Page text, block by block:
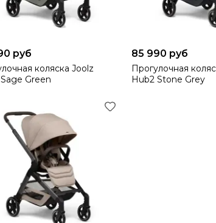
руб
коляска Joolz
Green
85 990 руб
Прогулочная
Hub2 Stone Grey